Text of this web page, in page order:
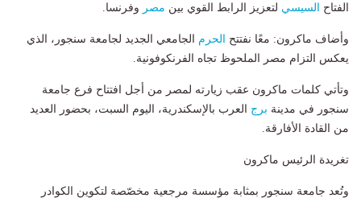
الفتاح السيسي لتعزيز الرابط القوي بين مصر وفرنسا.
وأضاف ماكرون: معًا نفتتح الحرم الجامعي الجديد لجامعة سنجور، الذي
يعكس التزام مصر الملحوظ تجاه الفرنكوفونية.
وتأتي كلمات ماكرون عقب زيارته لمصر من أجل افتتاح فرع جامعة
سنجور في مدينة برج العرب بالإسكندرية، اليوم السبت، بحضور العديد
من القادة الأفارقة.
تغريدة الرئيس ماكرون
وتُعد جامعة سنجور بمثابة مؤسسة مرجعية مخصّصة لتكوين الكوادر